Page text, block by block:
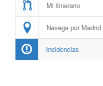
Mi itinerario
Navega por Madrid
Incidencias